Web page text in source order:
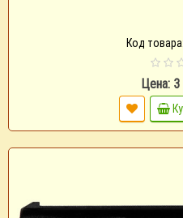
Код
Цена: 3